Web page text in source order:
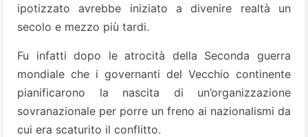
ipotizzato avrebbe iniziato a divenire realtà un
secolo e mezzo più tardi.
Fu infatti dopo le atrocità della Seconda guerra
mondiale che i governanti del Vecchio continente
pianificarono la nascita di un’organizzazione
sovranazionale per porre un freno ai nazionalismi da
cui era scaturito il conflitto.